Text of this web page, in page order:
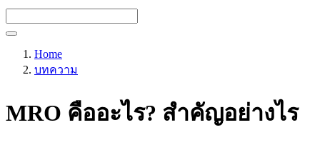
Home
บทความ
MRO คืออะไร? สำคัญอย่างไร